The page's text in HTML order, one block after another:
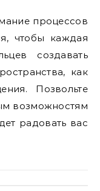
процессов
чтобы каждая
создавать
как
Позвольте
возможностям
радовать вас